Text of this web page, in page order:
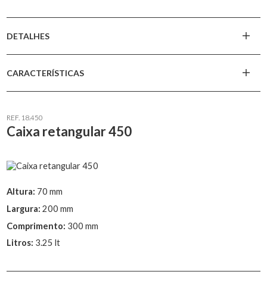
DETALHES
CARACTERÍSTICAS
REF. 18.450
Caixa retangular 450
Altura: 70 mm
Largura: 200 mm
Comprimento: 300 mm
Litros: 3.25 lt